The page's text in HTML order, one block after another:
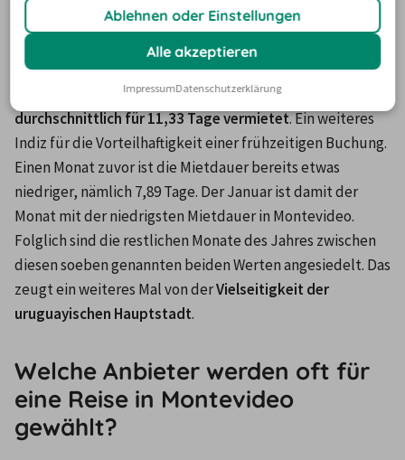
Tagen sein. Erneut gibt es Unterschiede zwischen den
einzelnen Monaten.
Im Februar werden in Montevideo Mietwagen, nach den
durchschnittlich für 11,33 Tage vermietet. Ein weiteres
Indiz für die Vorteilhaftigkeit einer frühzeitigen Buchung.
Einen Monat zuvor ist die Mietdauer bereits etwas
niedriger, nämlich 7,89 Tage. Der Januar ist damit der
Monat mit der niedrigsten Mietdauer in Montevideo.
Folglich sind die restlichen Monate des Jahres zwischen
diesen soeben genannten beiden Werten angesiedelt. Das
zeugt ein weiteres Mal von der Vielseitigkeit der
uruguayischen Hauptstadt.
Welche Anbieter werden oft für
eine Reise in Montevideo
gewählt?
Ablehnen oder Einstellungen
Alle akzeptieren
ImpressumDatenschutzerklärung